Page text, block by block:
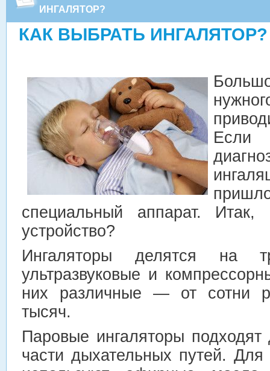
ИНГАЛЯТОР?
КАК ВЫБРАТЬ ИНГАЛЯТОР?
Если
специальный аппарат.
устройство?
Ингаляторы делятся на
ультразвуковые и
них различные — от сотни
тысяч.
Паровые ингаляторы подходят
части дыхательных путей. Для